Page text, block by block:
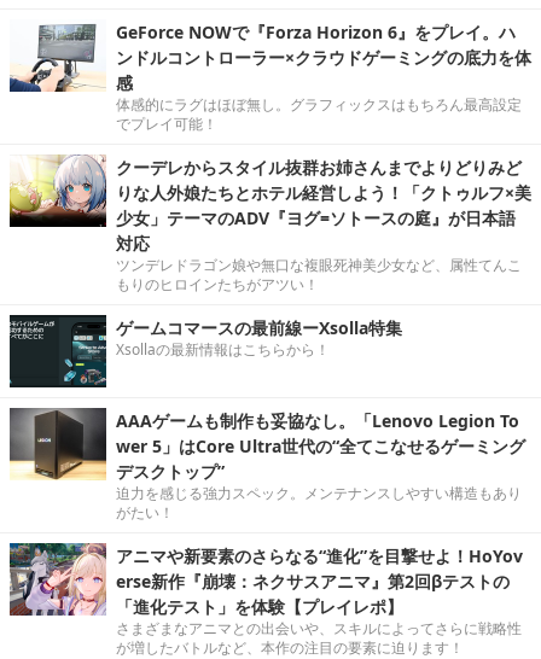
GeForce NOWで『Forza Horizon 6』をプレイ。ハ
ンドルコントローラー×クラウドゲーミングの底力を体
感
体感的にラグはほぼ無し。グラフィックスはもちろん最高設定
でプレイ可能！
クーデレからスタイル抜群お姉さんまでよりどりみど
りな人外娘たちとホテル経営しよう！「クトゥルフ×美
少女」テーマのADV『ヨグ=ソトースの庭』が日本語
対応
ツンデレドラゴン娘や無口な複眼死神美少女など、属性てんこ
もりのヒロインたちがアツい！
ゲームコマースの最前線ーXsolla特集
Xsollaの最新情報はこちらから！
AAAゲームも制作も妥協なし。「Lenovo Legion To
wer 5」はCore Ultra世代の“全てこなせるゲーミング
デスクトップ”
迫力を感じる強力スペック。メンテナンスしやすい構造もあり
がたい！
アニマや新要素のさらなる“進化”を目撃せよ！HoYov
erse新作『崩壊：ネクサスアニマ』第2回βテストの
「進化テスト」を体験【プレイレポ】
さまざまなアニマとの出会いや、スキルによってさらに戦略性
が増したバトルなど、本作の注目の要素に迫ります！